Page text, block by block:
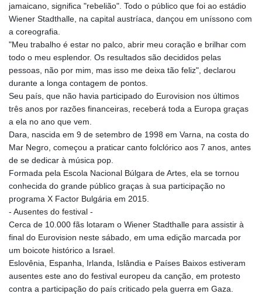
jamaicano, significa "rebelião". Todo o público que foi ao estádio
Wiener Stadthalle, na capital austríaca, dançou em uníssono com
a coreografia.
"Meu trabalho é estar no palco, abrir meu coração e brilhar com
todo o meu esplendor. Os resultados são decididos pelas
pessoas, não por mim, mas isso me deixa tão feliz", declarou
durante a longa contagem de pontos.
Seu país, que não havia participado do Eurovision nos últimos
três anos por razões financeiras, receberá toda a Europa graças
a ela no ano que vem.
Dara, nascida em 9 de setembro de 1998 em Varna, na costa do
Mar Negro, começou a praticar canto folclórico aos 7 anos, antes
de se dedicar à música pop.
Formada pela Escola Nacional Búlgara de Artes, ela se tornou
conhecida do grande público graças à sua participação no
programa X Factor Bulgária em 2015.
- Ausentes do festival -
Cerca de 10.000 fãs lotaram o Wiener Stadthalle para assistir à
final do Eurovision neste sábado, em uma edição marcada por
um boicote histórico a Israel.
Eslovênia, Espanha, Irlanda, Islândia e Países Baixos estiveram
ausentes este ano do festival europeu da canção, em protesto
contra a participação do país criticado pela guerra em Gaza.